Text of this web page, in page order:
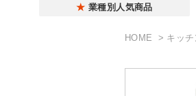
業種別人気商品
HOME キッチ